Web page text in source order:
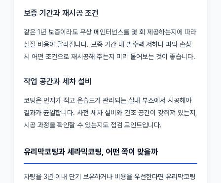
보증 기간과 재시공 조건
같은 1년 보증이라도 무상 메인터넌스를 몇 회 제공하는지에 따라
실질 비용이 달라집니다. 보증 기간 내 발수력 저하나 피막 손상
시 어떤 조건으로 재시공해 주는지 미리 물어보는 것이 좋습니다.
작업 공간과 세차 설비
코팅은 먼지가 적고 온습도가 관리되는 실내 부스에서 시공해야
결과가 균일합니다. 사전 세차 설비와 건조 공간이 갖춰져 있는지,
시공 과정을 확인할 수 있는지도 점검 포인트입니다.
유리막코팅과 세라믹코팅, 어떤 쪽이 맞을까
차량을 3년 이내 단기 보유하거나 비용을 우선한다면 유리막코팅